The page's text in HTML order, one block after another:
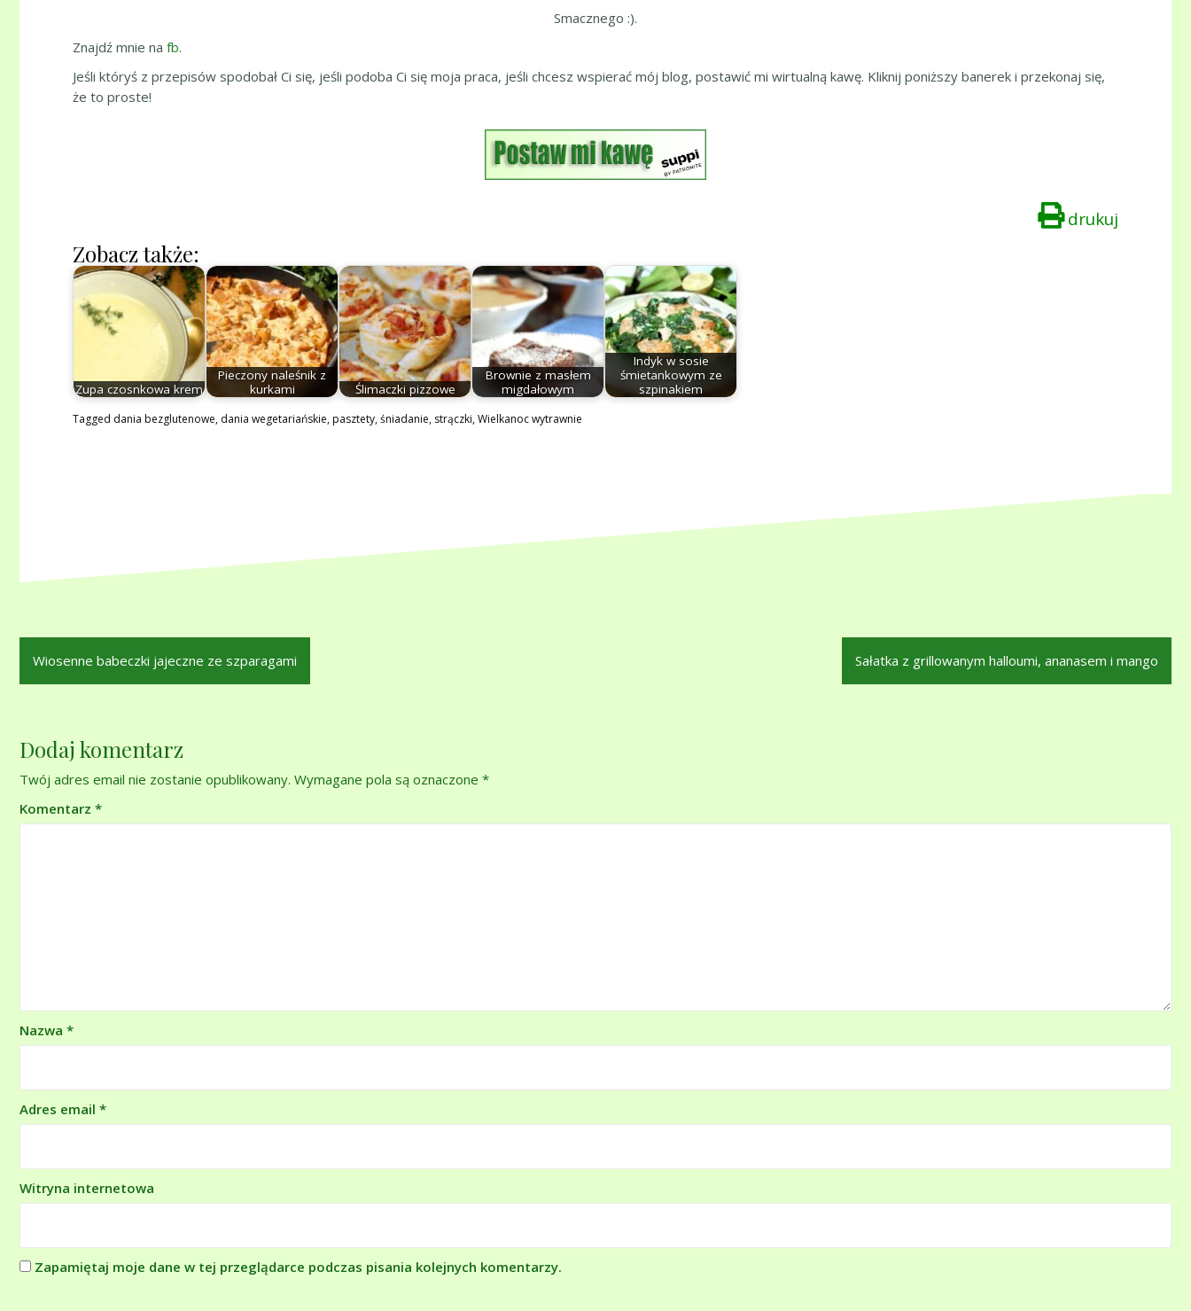
Smacznego :).
Znajdź mnie na fb.
Jeśli któryś z przepisów spodobał Ci się, jeśli podoba Ci się moja praca, jeśli chcesz wspierać mój blog, postawić mi wirtualną kawę. Kliknij poniższy banerek i przekonaj się,
że to proste!
drukuj
Zobacz także:
Zupa czosnkowa krem
Pieczony naleśnik z
kurkami
Ślimaczki pizzowe
Brownie z masłem
migdałowym
Indyk w sosie
śmietankowym ze
szpinakiem
Tagged dania bezglutenowe, dania wegetariańskie,pasztety,śniadanie, strączki,Wielkanoc wytrawnie
Nawigacja
wpisu
Wiosenne babeczki jajeczne ze szparagami Sałatka z grillowanym halloumi, ananasem i mango
Dodaj komentarz
Twój adres email nie zostanie opublikowany. Wymagane pola są oznaczone *
Komentarz *
Nazwa *
Adres email *
Witryna internetowa
Zapamiętaj moje dane w tej przeglądarce podczas pisania kolejnych komentarzy.